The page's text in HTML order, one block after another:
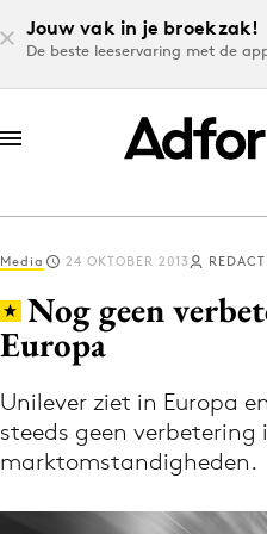
Jouw vak in je broekzak!
De beste leeservaring met de
Log in
Volg het laatste
Media 24 OKTOBER 2013
Nog geen
Europa
Unilever ziet in Europa
steeds geen verbetering
marktomstandigheden.